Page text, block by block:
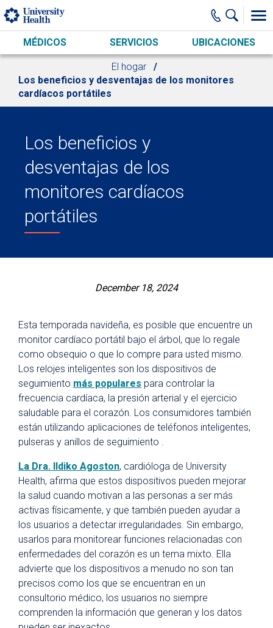
Skip to main content
MÉDICOS SERVICIOS UBICACIONES
El hogar
Los beneficios y desventajas de los monitores
cardíacos portátiles
Los beneficios y
desventajas de los
monitores cardíacos
portátiles
December 18, 2024
Esta temporada navideña, es posible que encuentre un
monitor cardíaco portátil bajo el árbol, que lo regale
como obsequio o que lo compre para usted mismo.
Los relojes inteligentes son los dispositivos de
seguimiento más populares para controlar la
frecuencia cardíaca, la presión arterial y el ejercicio
saludable para el corazón. Los consumidores también
están utilizando aplicaciones de teléfonos inteligentes,
pulseras y anillos de seguimiento .
La Dra. Ildiko Agoston, cardióloga de University
Health, afirma que estos dispositivos pueden mejorar
la salud cuando motivan a las personas a ser más
activas físicamente, y que también pueden ayudar a
los usuarios a detectar irregularidades. Sin embargo,
usarlos para monitorear funciones relacionadas con
enfermedades del corazón es un tema mixto. Ella
advierte que los dispositivos a menudo no son tan
precisos como los que se encuentran en un
consultorio médico, los usuarios no siempre
comprenden la información que generan y los datos